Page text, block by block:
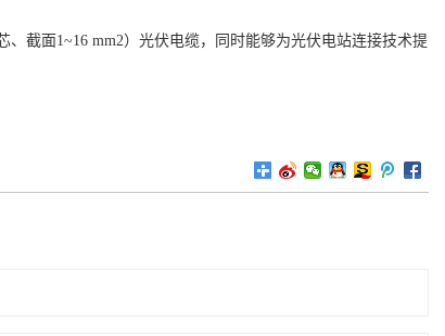
截面1~16 mm2）光伏电缆，同时能够为光伏电站连接技术提